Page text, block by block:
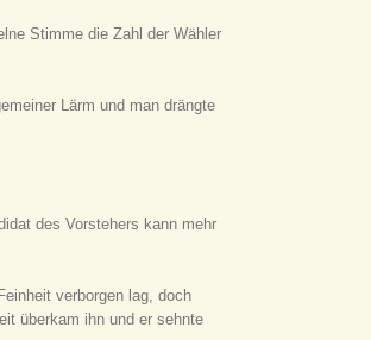
Stimme die Zahl der Wähler
Lärm und man drängte
des Vorstehers kann mehr
verborgen lag, doch
überkam ihn und er sehnte